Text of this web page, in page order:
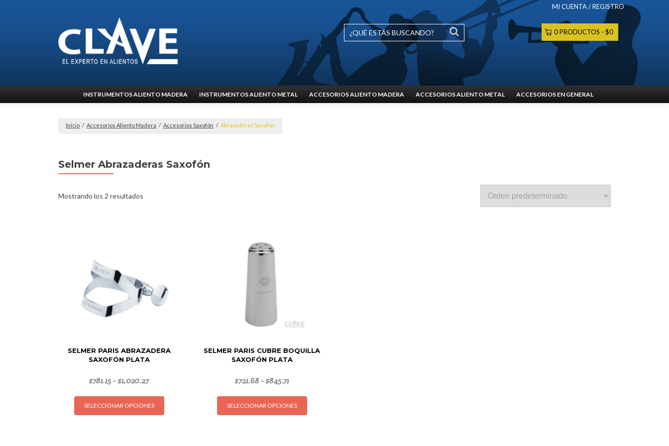
MI CUENTA / REGISTRO
0 PRODUCTOS $0
al
INSTRUMENTOS ALIENTO MADERA INSTRUMENTOS ALIENTO METAL ACCESORIOS ALIENTO MADERA ACCESORIOS ALIENTO METAL ACCESORIOS EN GENERAL
Inicio / Accesorios Aliento Madera / Accesorios Saxofón / Abrazaderas Saxofón
Selmer Abrazaderas Saxofón
Mostrando los 2 resultados
SELMER PARIS ABRAZADERA
SAXOFÓN PLATA
$781.15–$1,020.27
SELECCIONAR OPCIONES
Este
SELMER PARIS CUBRE BOQUILLA
SAXOFÓN PLATA
$721.68 –$845.71
SELECCIONAR OPCIONES
Este